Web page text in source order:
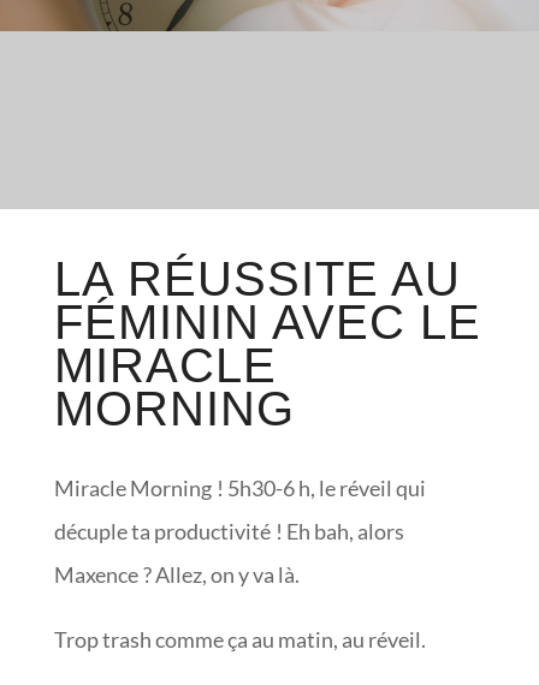
LA RÉUSSITE AU
FÉMININ AVEC LE
MIRACLE
MORNING
Miracle Morning ! 5h30-6 h, le réveil qui
décuple ta productivité ! Eh bah, alors
Maxence ? Allez, on y va là.
Trop trash comme ça au matin, au réveil.